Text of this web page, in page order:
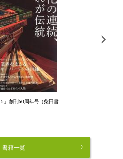
」創刊50周年号（柴田書
書籍一覧